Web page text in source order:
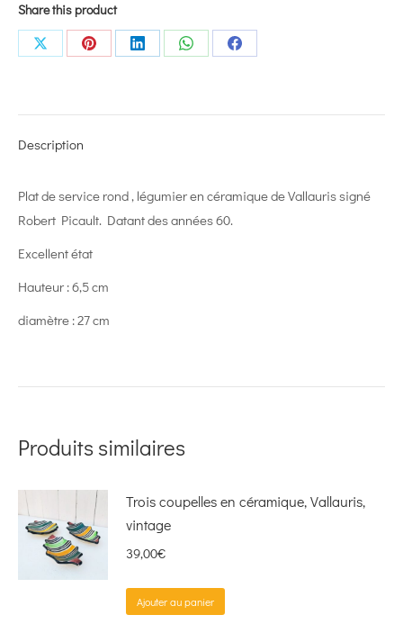
Share this product
Share
Share
Share
Share
Share
Description
Plat de service rond , légumier en céramique de Vallauris signé
Robert Picault. Datant des années 60.
Excellent état
Hauteur : 6,5 cm
diamètre : 27 cm
Produits similaires
Trois coupelles en céramique, Vallauris,
vintage
39,00€
Ajouter au panier